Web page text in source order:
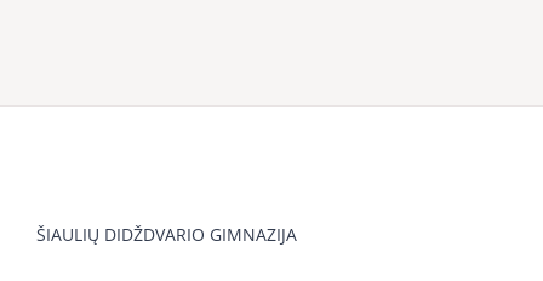
ŠIAULIŲ DIDŽDVARIO GIMNAZIJA